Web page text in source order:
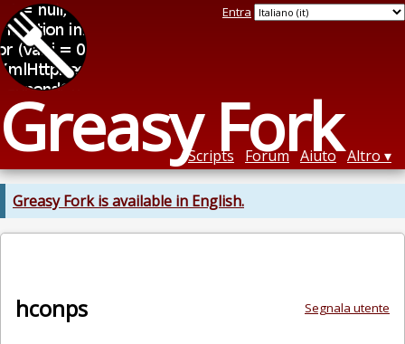
Greasy Fork
Entra
Scripts Forum Aiuto Altro
Greasy Fork is available in English.
Segnala utente
hconps